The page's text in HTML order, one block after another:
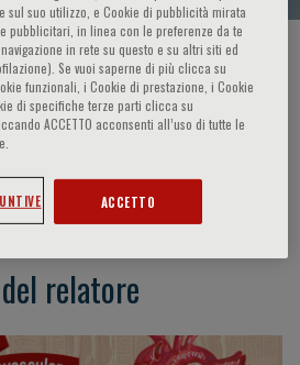
EVENTI / RELATORE
relatore
sul suo utilizzo, e Cookie di pubblicità mirata
pubblicitari, in linea con le preferenze da te
in rete su questo e su altri siti ed
Se vuoi saperne di più clicca su
funzionali, i Cookie di prestazione, i Cookie
di specifiche terze parti clicca su
ACCETTO acconsenti all’uso di tutte le
ACCETTO